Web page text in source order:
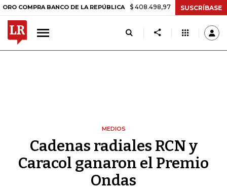
BANCO DE LA REPÚBLICA $ 408.498,97 +$ 8.753,81 +2,19%
SUSCRÍBASE
MEDIOS
Cadenas radiales RCN y
Caracol ganaron el Premio
Ondas